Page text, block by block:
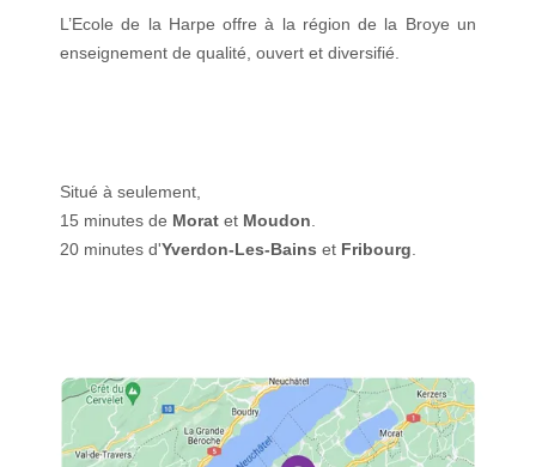
L’Ecole de la Harpe offre à la région de la Broye un
enseignement de qualité, ouvert et diversifié.
Situé à seulement,
15 minutes de Morat et Moudon
20 minutes d'Yverdon-Les-Bains et Fribourg